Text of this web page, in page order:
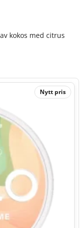
kokos med citrus
Nytt pris